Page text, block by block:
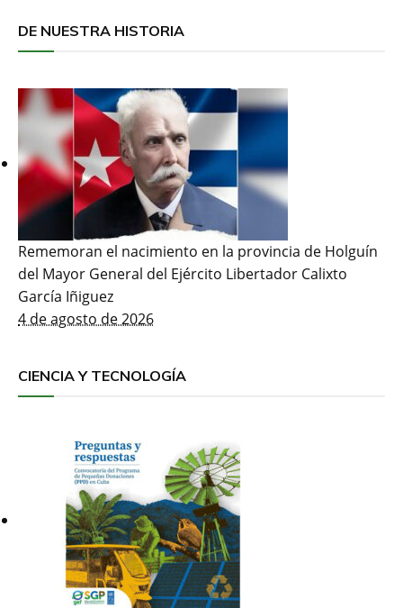
DE NUESTRA HISTORIA
Rememoran el nacimiento en la provincia de Holguín
del Mayor General del Ejército Libertador Calixto
García Iñiguez
4 de agosto de 2026
CIENCIA Y TECNOLOGÍA